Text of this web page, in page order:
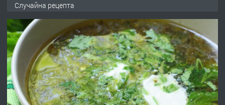
преди 6 месеца
ПРЕДЛАГА
Заведение /ресторант, бистро/ в с.
Чакаларово, община Кирково
преди 7 месеца
Случайна рецепта